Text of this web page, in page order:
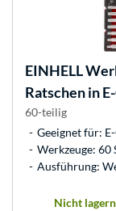
EINHELL
Ratschen in
60-teilig
Geeignet für:
Werkzeuge: 60
Ausführung:
Nicht